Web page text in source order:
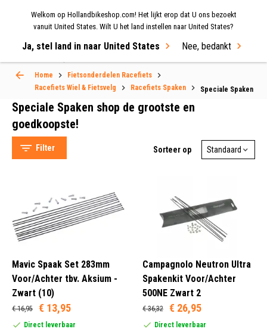
Welkom op Hollandbikeshop.com! Het lijkt erop dat U ons bezoekt
vanuit United States. Wilt U het land instellen naar United States?
Ja, stel land in naar United States Nee, bedankt
Home
Fietsonderdelen Racefiets
Racefiets Wiel & Fietsvelg
Racefiets Spaken Speciale Spaken
Speciale Spaken
DT Swiss (99)
Campagnolo Cycling (65)
Mavic (21)
14 Spaak Diameter 2mm (18)
13 Spaak Diameter 2,3 mm (6)
Speciale Spaken shop de grootste en
goedkoopste!
Filter Sorteer op
Mavic Spaak Set 283mm
Voor/Achter tbv. Aksium -
Zwart (10)
€ 16,95 € 13,95
Direct leverbaar
Campagnolo Neutron Ultra
Spakenkit Voor/Achter
500NE Zwart 2
€ 36,32 € 26,95
Direct leverbaar